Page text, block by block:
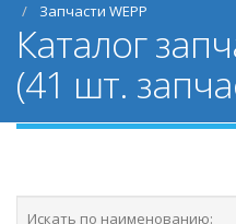
Запчасти WEPP
Каталог
(41 шт.
Искать по наименованию: